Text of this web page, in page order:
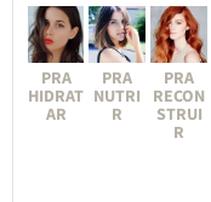
PRA
HIDRAT
AR
PRA
NUTRI
R
PRA
RECON
STRUI
R